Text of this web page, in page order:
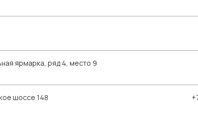
ярмарка, ряд 4, место 9
шоссе 148